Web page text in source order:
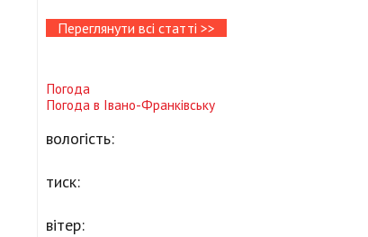
Переглянути всі статті >>
Погода
Погода в Івано-Франківську
вологість:
тиск:
вітер: